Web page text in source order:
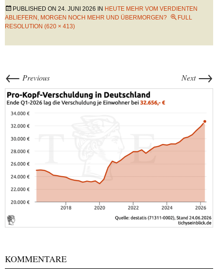
PUBLISHED ON 24. JUNI 2026 IN HEUTE MEHR VOM VERDIENTEN
ABLIEFERN, MORGEN NOCH MEHR UND ÜBERMORGEN?
FULL
RESOLUTION (620 × 413)
← Previous Next →
KOMMENTARE